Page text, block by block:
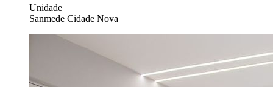
Unidade
Sanmede Cidade Nova